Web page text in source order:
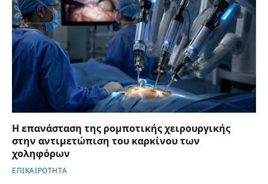
Η επανάσταση της ρομποτικής χειρουργικής
στην αντιμετώπιση του καρκίνου των
χοληφόρων
ΕΠΙΚΑΙΡΟΤΗΤΑ